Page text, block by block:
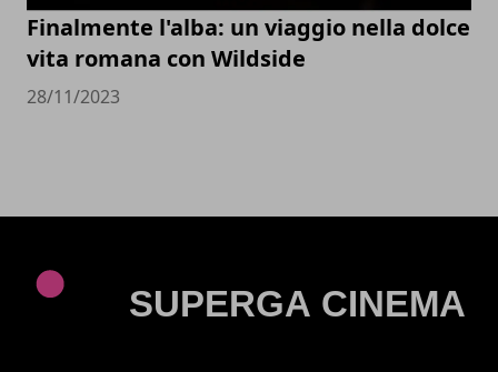
Finalmente l'alba: un viaggio nella dolce
vita romana con Wildside
28/11/2023